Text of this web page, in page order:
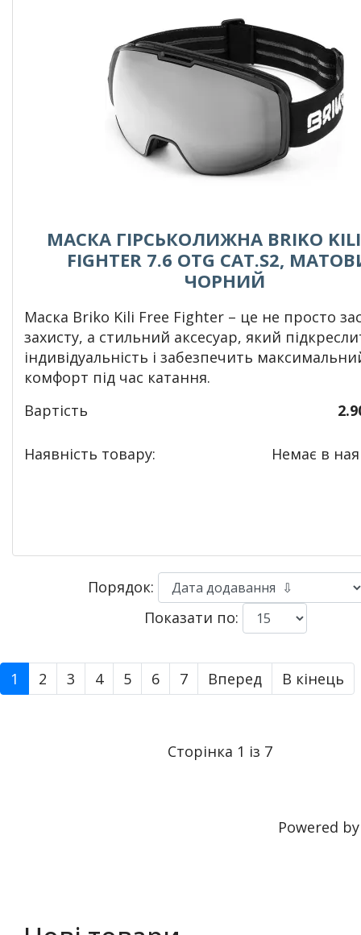
МАСКА ГІРСЬКОЛИЖНА BRIKO KILI
FIGHTER 7.6 OTG CAT.S2,
ЧОРНИЙ
Маска Briko Kili Free Fighter – це не просто
захисту, а стильний аксесуар, який
індивідуальність і забезпечить
комфорт під час катання.
Вартість
Наявність товару: Немає в
Порядок:
Показати по:
1 2 3 4 5 6 7 Вперед В кінець
Сторінка 1 із 7
Powered